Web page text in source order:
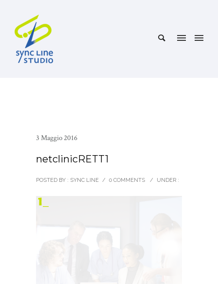
3 Maggio 2016
netclinicRETT1
POSTED BY : SYNC LINE / 0 COMMENTS / UNDER :